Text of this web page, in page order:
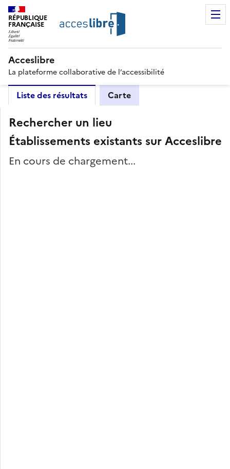
RÉPUBLIQUE
FRANÇAISE
Acceslibre
La plateforme collaborative de l’accessibilité
Liste des résultats Carte
Rechercher un lieu
Établissements existants sur Acceslibre
En cours de chargement...